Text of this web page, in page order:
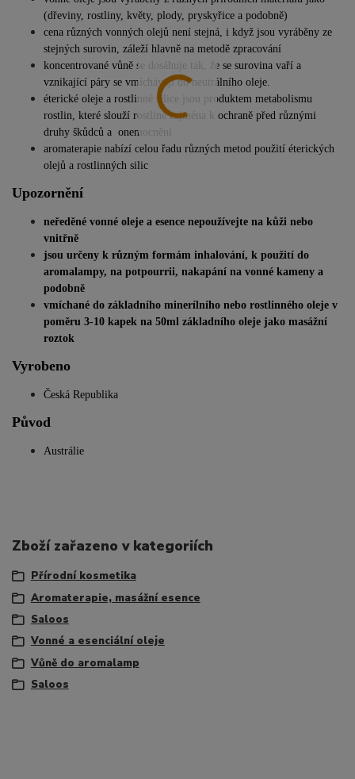
(dřeviny, rostliny, květy, plody, pryskyřice a podobně)
cena různých vonných olejů není stejná, i když jsou vyráběny ze
stejných surovin, záleží hlavně na metodě zpracování
koncentrované vůně se dosáhuje tak, že se surovina vaří a
vznikající páry se vmíchávají do neutrálního oleje.
éterické oleje a rostlinné silice jsou produktem metabolismu
rostlin, které slouží rostlině zejména k ochraně před různými
druhy škůdců a onemocnění
aromaterapie nabízí celou řadu různých metod použití éterických
olejů a rostlinných silic
Upozornění
neředěné vonné oleje a esence nepoužívejte na kůži nebo
vnitřně
jsou určeny k různým formám inhalování, k použití do
aromalampy, na potpourrii, nakapání na vonné kameny a
podobně
vmíchané do základního minerílního nebo rostlinného oleje v
poměru 3-10 kapek na 50ml základního oleje jako masážní
roztok
Vyrobeno
Česká Republika
Původ
Austrálie
Zboží zařazeno v kategoriích
Přírodní kosmetika
Aromaterapie, masážní esence
Saloos
Vonné a esenciální oleje
Vůně do aromalamp
Saloos